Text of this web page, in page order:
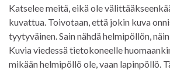
Katselee meitä, eikä ole
kuvattua. Toivotaan, että jokin kuva
tyytyväinen. Sain nähdä helmipöllön,
Kuvia viedessä tietokoneelle
mikään helmipöllö ole, vaan lapinpöllö.